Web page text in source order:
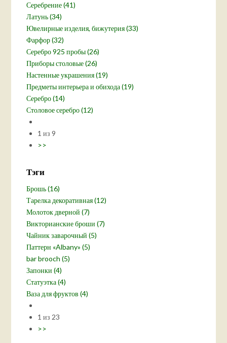
Серебрение (41)
Латунь (34)
Ювелирные изделия, бижутерия (33)
Фарфор (32)
Серебро 925 пробы (26)
Приборы столовые (26)
Настенные украшения (19)
Предметы интерьера и обихода (19)
Серебро (14)
Столовое серебро (12)
1 из 9
>>
Тэги
Брошь (16)
Тарелка декоративная (12)
Молоток дверной (7)
Викторианские броши (7)
Чайник заварочный (5)
Паттерн «Albany» (5)
bar brooch (5)
Запонки (4)
Статуэтка (4)
Ваза для фруктов (4)
1 из 23
>>